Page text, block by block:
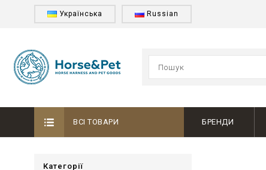
Українська Russian
ВСІ ТОВАРИ БРЕНДИ
Категорії